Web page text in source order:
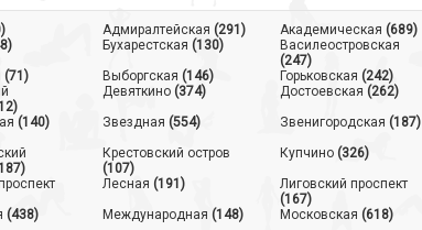
Адмиралтейская (291) Академическая (689)
Бухарестская (130)
Василеостровская
(247)
(71) Выборгская (146) Горьковская (242)
Девяткино(374) Достоевская (262)
(140) Звездная (554) Звенигородская (187)
Крестовский остров
(107)
Купчино(326)
Лесная (191)
Лиговский проспект
(167)
(438) Международная (148) Московская (618)